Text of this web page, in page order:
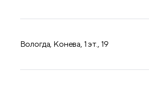
Вологда, Конева, 1 эт., 19